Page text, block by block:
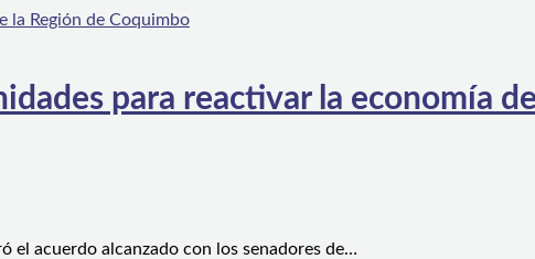
para reactivar la economía
el acuerdo alcanzado con los senadores de…